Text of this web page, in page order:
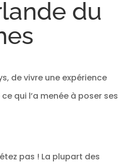
du
de vivre une expérience
qui l’a menée à poser ses
pas ! La plupart des